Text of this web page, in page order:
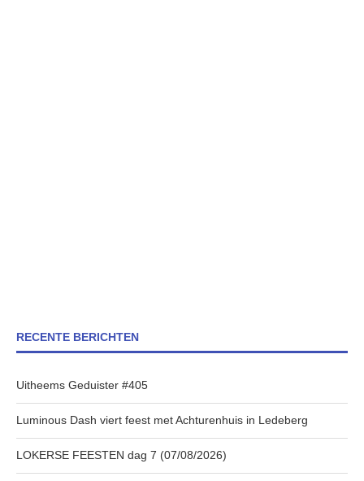
RECENTE BERICHTEN
Uitheems Geduister #405
Luminous Dash viert feest met Achturenhuis in Ledeberg
LOKERSE FEESTEN dag 7 (07/08/2026)